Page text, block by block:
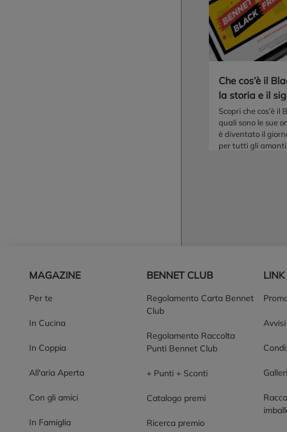
Che cos’è il
la storia e il
Scopri che cos’è il
quali sono le sue
è diventato il
per tutti gli amanti
MAGAZINE
Per te
In Cucina
In Coppia
All'aria Aperta
Con gli amici
In Famiglia
BENNET CLUB
Regolamento Carta Bennet
Club
Regolamento Raccolta
Punti Bennet Club
+ Punti + Sconti
Catalogo premi
Ricerca premio